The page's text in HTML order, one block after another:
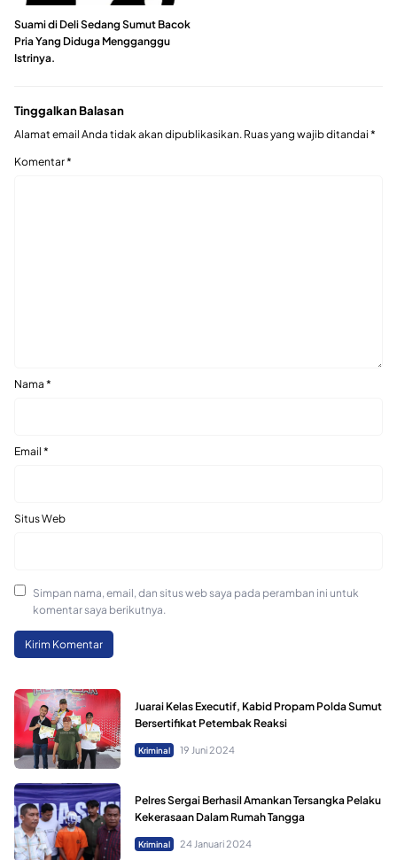
Suami di Deli Sedang Sumut Bacok
Pria Yang Diduga Mengganggu
Istrinya.
Tinggalkan Balasan
Alamat email Anda tidak akan dipublikasikan. Ruas yang wajib ditandai *
Komentar*
Nama *
Email *
Situs Web
Simpan nama, email, dan situs web saya pada peramban ini untuk
komentar saya berikutnya.
Juarai Kelas Executif, Kabid Propam Polda Sumut
Bersertifikat Petembak Reaksi
Kriminal 19 Juni 2024
Pelres Sergai Berhasil Amankan Tersangka Pelaku
Kekerasaan Dalam Rumah Tangga
Kriminal 24 Januari 2024